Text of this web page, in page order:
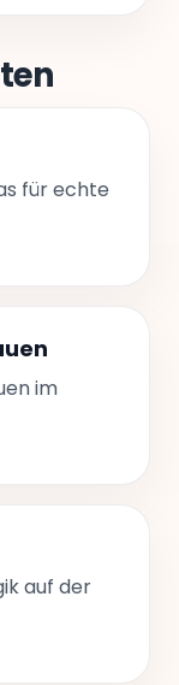
für echte
im
auf der